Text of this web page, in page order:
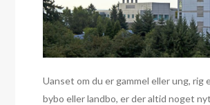
Uanset om du er gammel eller ung, rig
bybo eller landbo, er der altid noget